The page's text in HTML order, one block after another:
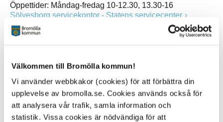
Välkommen till Bromölla kommun!
Vi använder webbkakor (cookies) för att förbättra din
upplevelse av bromolla.se. Cookies används också för
att analysera vår trafik, samla information och
statistik. Vissa cookies är nödvändiga för att
Öppettider: Måndag-fredag 10-12.30, 13.30-16
Sölvesborg servicekontor - Statens servicecenter
Servicekontor Kristianstad
Välkommen!
Sidan senast uppdaterad: den 10 July 2023